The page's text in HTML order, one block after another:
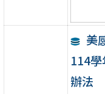
美
114
辦法